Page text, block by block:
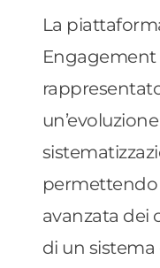
La
Engagement
avanzata dei
di un